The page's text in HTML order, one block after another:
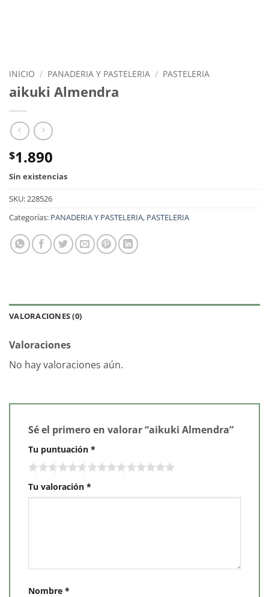
INICIO / PANADERIA Y PASTELERIA / PASTELERIA
aikuki Almendra
$1.890
Sin existencias
SKU:228526
Categorías: PANADERIA Y PASTELERIA, PASTELERIA
VALORACIONES (0)
Valoraciones
No hay valoraciones aún.
Sé el primero en valorar “aikuki Almendra”
Tu puntuación *
Tu valoración *
Nombre *